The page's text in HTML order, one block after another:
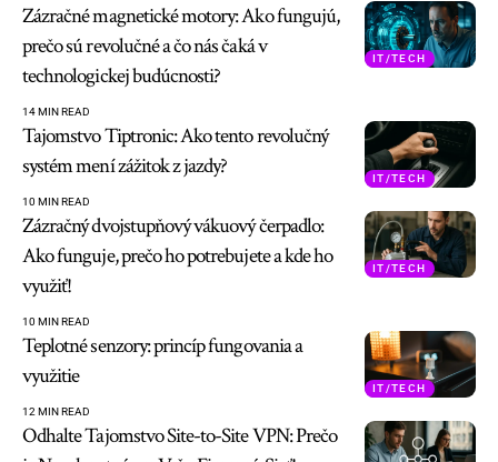
IT/TECH
Zázračné magnetické motory: Ako fungujú,
prečo sú revolučné a čo nás čaká v
technologickej budúcnosti?
14 MIN READ
IT/TECH
Tajomstvo Tiptronic: Ako tento revolučný
systém mení zážitok z jazdy?
10 MIN READ
IT/TECH
Zázračný dvojstupňový vákuový čerpadlo:
Ako funguje, prečo ho potrebujete a kde ho
využiť!
10 MIN READ
IT/TECH
Teplotné senzory: princíp fungovania a
využitie
12 MIN READ
Odhalte Tajomstvo Site-to-Site VPN: Prečo